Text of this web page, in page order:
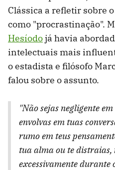
Clássica a refletir sobre
como "procrastinação".
Hesíodojá havia
intelectuais mais
o estadista e filósofo
falou sobre o assunto.
"Não sejas negligente
envolvas em tuas
rumo em teus
tua alma ou te distraias,
excessivamente durante